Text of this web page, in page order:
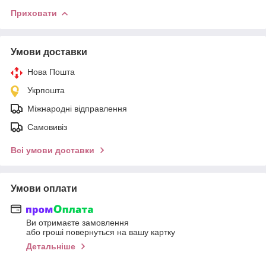
Приховати
Умови доставки
Нова Пошта
Укрпошта
Міжнародні відправлення
Самовивіз
Всі умови доставки
Умови оплати
Ви отримаєте замовлення
або гроші повернуться на вашу картку
Детальніше